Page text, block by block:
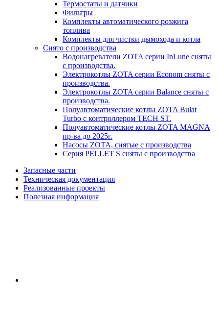
Термостаты и датчики
Фильтры
Комплекты автоматического розжига
топлива
Комплекты для чистки дымохода и котла
Снято с производства
Водонагреватели ZOTA серии InLune сняты
с производства.
Электрокотлы ZOTA серии Econom сняты с
производства.
Электрокотлы ZOTA серии Balance сняты с
производства.
Полуавтоматические котлы ZOTA Bulat
Turbo с контроллером TECH ST.
Полуавтоматические котлы ZOTA MAGNA
пр-ва до 2025г.
Насосы ZOTA, снятые с производства
Серия PELLET S сняты с производства
Запасные части
Техническая документация
Реализованные проекты
Полезная информация